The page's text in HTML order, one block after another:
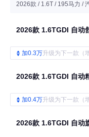
2026款 / 1.6T / 195马力 /
2026款 1.6TGDI 自动
加0.3万升级为下一款（
2026款 1.6TGDI 自动
加0.4万升级为下一款（
2026款 1.6TGDI 自动